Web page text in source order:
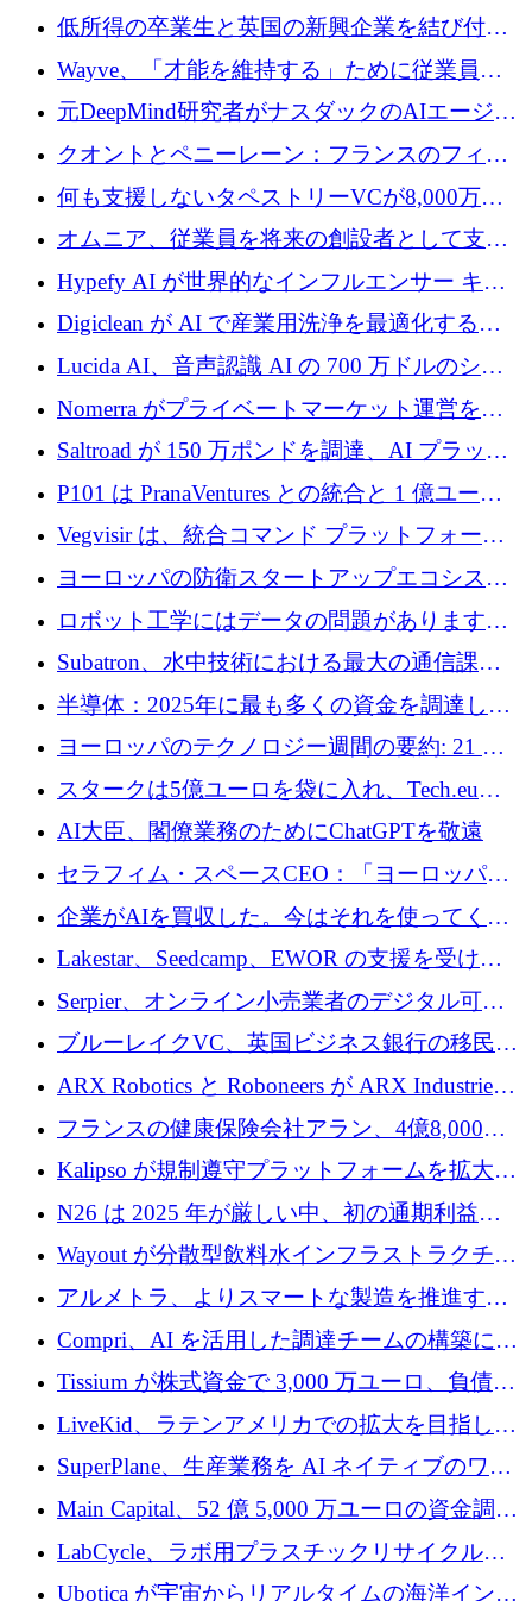
大に 1,600 万ユーロを調達
低所得の卒業生と英国の新興企業を結び付け
るためにCommon Pathを開始
Wayve、「才能を維持する」ために従業員に
8,500万ドルの株式公開買い付けを実施
元DeepMind研究者がナスダックのAIエージェ
ントを拡張するためにCreandumの資金調達で
記録を獲得
クオントとペニーレーン：フランスのフィン
テックの友人と敵
何も支援しないタペストリーVCが8,000万ド
ルの資金を調達、ロンドン事務所を開設
オムニア、従業員を将来の創設者として支援
するために Firedrop でファンドを立ち上げる
Hypefy AI が世界的なインフルエンサー キャ
ンペーンを自動化するためにシリーズ A で
720 万ドルを調達
Digiclean が AI で産業用洗浄を最適化するた
めに 250 万ユーロを調達
Lucida AI、音声認識 AI の 700 万ドルのシー
ドラウンドを終了
Nomerra がプライベートマーケット運営を自
動化するために 200 万ドルを調達
Saltroad が 150 万ポンドを調達、AI プラット
フォーム Ogma を買収して子ども向け言語療
法を拡大
P101 は PranaVentures との統合と 1 億ユーロ
のファンドによりシード投資に拡大
Vegvisir は、統合コマンド プラットフォーム
を通じて関連する無人システムを接続するた
めの資金を調達します
ヨーロッパの防衛スタートアップエコシステ
ムとなったハッカソン
ロボット工学にはデータの問題があります。
Macrodata Labs はそれを解決したいと考えて
Subatron、水中技術における最大の通信課題
の 1 つに取り組むために 16 万 2,000 ユーロを
確保
半導体：2025年に最も多くの資金を調達した
10社
ヨーロッパのテクノロジー週間の要約: 21 億
ユーロの取引と Tech.eu Funding Explorer
スタークは5億ユーロを袋に入れ、Tech.eu
Funding Explorerの立ち上げ、そしてルクセン
AI大臣、閣僚業務のためにChatGPTを敬遠
セラフィム・スペースCEO：「ヨーロッパは
追いつきつつある」
企業がAIを買収した。今はそれを使ってくれ
る人々が必要です
Lakestar、Seedcamp、EWOR の支援を受け、
SE3 が自律システム用の空間 AI プラットフォ
ームを発表
Serpier、オンライン小売業者のデジタル可視
性向上を支援するために 140 万ユーロを調達
ブルーレイクVC、英国ビジネス銀行の移民主
導スタートアップ支援で初のファンド獲得に
ARX Robotics と Roboneers が ARX Industries
を設立し、無人地上車両の生産を拡大
フランスの健康保険会社アラン、4億8,000万
ユーロの資金調達ラウンドで合意
Kalipso が規制遵守プラットフォームを拡大す
るために 320 万ドルを調達
N26 は 2025 年が厳しい中、初の通期利益を
達成
Wayout が分散型飲料水インフラストラクチャ
プラットフォームを拡張するために 242 万ユ
ーロを調達
アルメトラ、よりスマートな製造を推進する
ためにシリーズ A で 1,630 万ユーロを確保
Compri、AI を活用した調達チームの構築に
320 万ユーロを確保
Tissium が株式資金で 3,000 万ユーロ、負債で
3,000 万ユーロを調達
LiveKid、ラテンアメリカでの拡大を目指して
Aldea を買収
SuperPlane、生産業務を AI ネイティブのワー
クフロー層に変えるために 260 万ドルを確保
Main Capital、52 億 5,000 万ユーロの資金調達
でエンタープライズ ソフトウェアの開発を倍
LabCycle、ラボ用プラスチックリサイクルシ
ステムを商業化し、焼却廃棄物を削減するた
Ubotica が宇宙からリアルタイムの海洋インテ